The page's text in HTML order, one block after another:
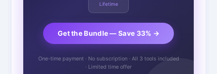
Lifetime
Get the Bundle — Save 33% →
One-time payment · No subscription · All 3 tools included
· Limited time offer